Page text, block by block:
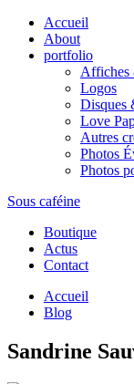
Accueil
About
portfolio
Affiches
Logos
Disques
Love
Autres
Photos
Photos
Sous caféine
Boutique
Actus
Contact
Accueil
Blog
Sandrine